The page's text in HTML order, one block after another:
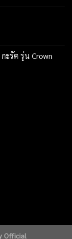
ะรัต รุ่น Crown
Official